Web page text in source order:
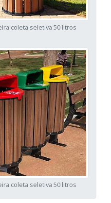
coleta seletiva 50 litros
coleta seletiva 50 litros